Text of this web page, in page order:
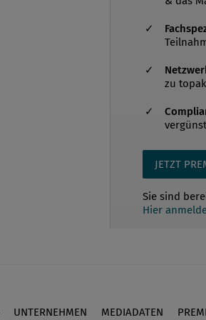
zu
JETZT
Sie sind
Hier
UNTERNEHMEN MEDIADATEN